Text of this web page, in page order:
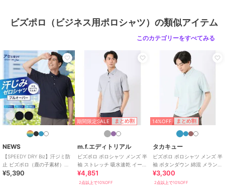
ビズポロ（ビジネス用ポロシャツ）の類似アイテム
このカテゴリーをすべてみる
NEWS
【SPEEDY DRY Biz】汗ジミ防
止 ビズポロ（鹿の子素材）プ
ルオーバータイプ
¥5,390
期間限定SALE まとめ割
m.f.エディトリアル
ビズポロ ポロシャツ メンズ 半
袖 ストレッチ 吸水速乾 イージ
ーケア 綿混 アルティマ クール
ビズ
¥4,851
2点以上で10%OFF
14%OFF まとめ割
タカキュー
ビズポロ ポロシャツ メンズ 半
袖 ボタンダウン 綿混 メランジ
鹿の子 クールビズ
¥3,300
2点以上で10%OFF